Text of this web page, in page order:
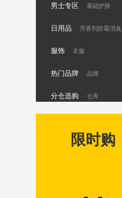
男士专区 基础护肤
日用品 芳香剂防霉消臭
服饰 衣服
热门品牌 品牌
分仓选购 仓库
限时购